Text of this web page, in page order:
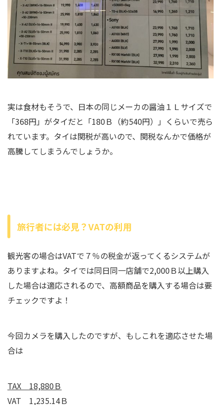
実は食材もそうで、日本の同じメーカの醤油１Ｌサイズで
「368円」がタイだと「180Ｂ（約540円）」くらいで売ら
れています。タイは関税が高いので、関税なんかで価格が
高騰してしまうんでしょうか。
旅行者には必見？VATの利用
観光客の場合はVATで７％の税金が返ってくるシステムが
ありますよね。タイでは同日同一店舗で2,000Ｂ以上購入
した場合は適応されるので、高額商品を購入する場合は要
チェックですよ！
今回カメラを購入したのですが、もしこれを適応させた場
合は
TAX 18,880Ｂ
VAT 1,235.14Ｂ